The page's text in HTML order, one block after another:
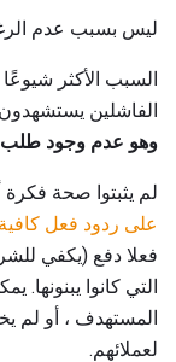
ليس بسبب عدم
الفاشلين يستشهدون
وهو عدم وجود
لم يثبتوا صحة
على ردود فعل
فعلا دفع (يكفي
التي كانوا
المستهدف ، أو لم
لعملائهم.